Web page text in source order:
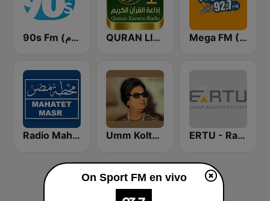
90s Fm (تسعينات اف ام) QURAN LIVE RADIO Mega FM (ميجا إف إم)
Radio Mahatet Masr (محطة مصر) Umm Kolthoum راديو أم كلثوم ERTU - Radio Shabab (إذاعة الشباب والرياضة)
On Sport FM en vivo